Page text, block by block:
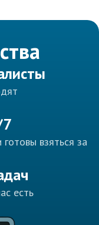
взяться за
есть